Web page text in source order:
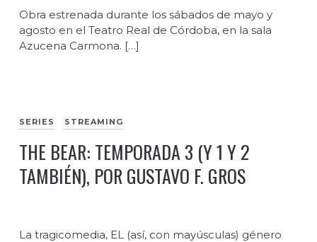
Obra estrenada durante los sábados de mayo y
agosto en el Teatro Real de Córdoba, en la sala
Azucena Carmona. […]
SERIES STREAMING
THE BEAR: TEMPORADA 3 (Y 1 Y 2
TAMBIÉN), POR GUSTAVO F. GROS
La tragicomedia, EL (así, con mayúsculas) género